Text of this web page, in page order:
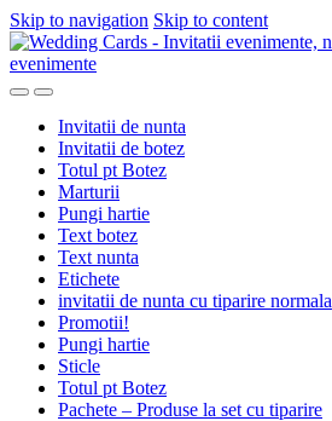
Skip to navigation Skip to content
Invitatii de nunta
Invitatii de botez
Totul pt Botez
Marturii
Pungi hartie
Text botez
Text nunta
Etichete
invitatii de nunta cu tiparire normala
Promotii!
Pungi hartie
Sticle
Totul pt Botez
Pachete – Produse la set cu tiparire